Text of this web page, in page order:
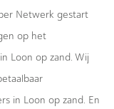
Netwerk gestart
op het
Loon op zand. Wij
in Loon op zand. En